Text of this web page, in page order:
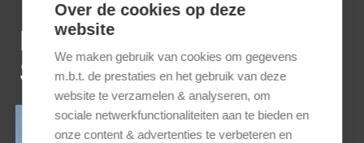
INSPIRATIE REIZEN VOOR
SICILIË
Over de cookies op deze
website
We maken gebruik van cookies om gegevens
m.b.t. de prestaties en het gebruik van deze
website te verzamelen & analyseren, om
sociale netwerkfunctionaliteiten aan te bieden en
onze content & advertenties te verbeteren en